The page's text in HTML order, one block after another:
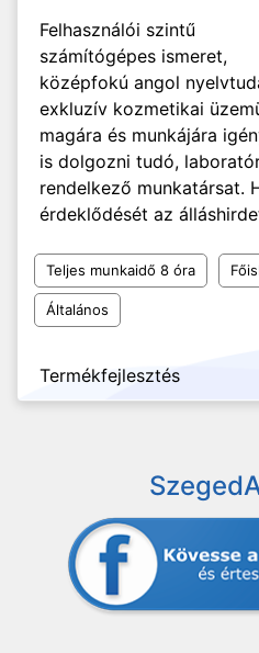
Felhasználói szintű
számítógépes ismeret,
középfokú angol
exkluzív kozmetikai
magára és munkájára
is dolgozni tudó,
rendelkező munkatársat.
érdeklődését az
Teljes munkaidő 8 óra
Általános
Termékfejlesztés